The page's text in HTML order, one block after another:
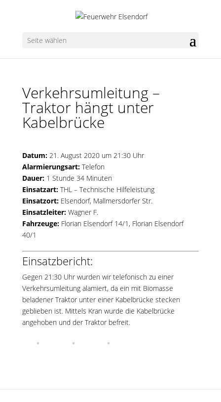
Seite wählen
Verkehrsumleitung –
Traktor hängt unter
Kabelbrücke
Datum:21. August 2020 um 21:30 Uhr
Alarmierungsart:Telefon
Dauer:1 Stunde 34 Minuten
Einsatzart:THL – Technische Hilfeleistung
Einsatzort:Elsendorf, Mallmersdorfer Str.
Einsatzleiter:Wagner F.
Fahrzeuge: Florian Elsendorf 14/1 , Florian Elsendorf
40/1
Einsatzbericht:
Gegen 21:30 Uhr wurden wir telefonisch zu einer
Verkehrsumleitung alamiert, da ein mit Biomasse
beladener Traktor unter einer Kabelbrücke stecken
geblieben ist. Mittels Kran wurde die Kabelbrücke
angehoben und der Traktor befreit.